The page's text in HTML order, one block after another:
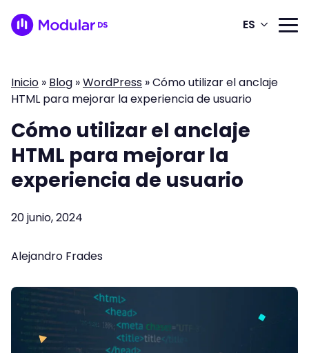
ES
Inicio » Blog »WordPress »Cómo utilizar el anclaje
HTML para mejorar la experiencia de usuario
Cómo utilizar el anclaje
HTML para mejorar la
experiencia de usuario
20 junio, 2024
Alejandro Frades